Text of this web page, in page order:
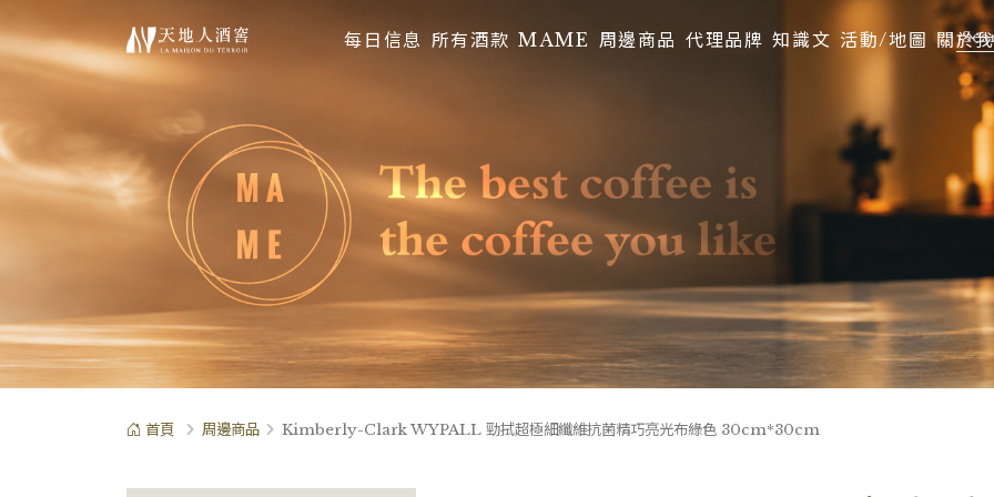
每日信息 所有酒款 MAME 周邊商品 代理品牌 知識文 活動/地圖 關於
首頁 周邊商品 Kimberly-Clark WYPALL 勁拭超極細纖維抗菌精巧亮光布綠色 30cm*30cm